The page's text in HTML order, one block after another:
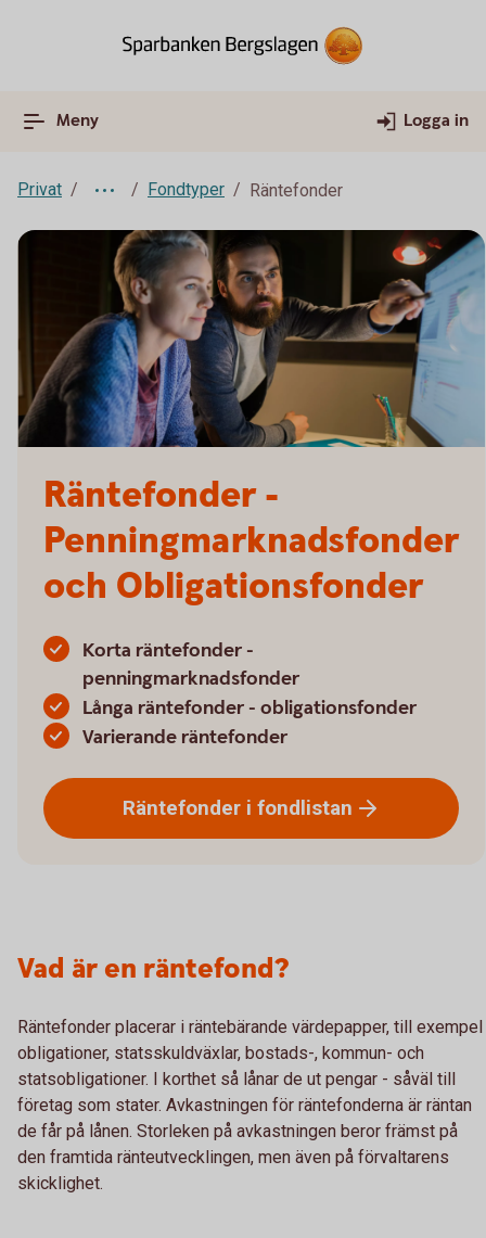
Meny Logga in
Privat Fondtyper Räntefonder
Räntefonder -
Penningmarknadsfonder
och Obligationsfonder
Korta räntefonder -
penningmarknadsfonder
Långa räntefonder - obligationsfonder
Varierande räntefonder
Räntefonder i fondlistan
Vad är en räntefond?
Räntefonder placerar i räntebärande värdepapper, till exempel
obligationer, statsskuldväxlar, bostads-, kommun- och
statsobligationer. I korthet så lånar de ut pengar - såväl till
företag som stater. Avkastningen för räntefonderna är räntan
de får på lånen. Storleken på avkastningen beror främst på
den framtida ränteutvecklingen, men även på förvaltarens
skicklighet.